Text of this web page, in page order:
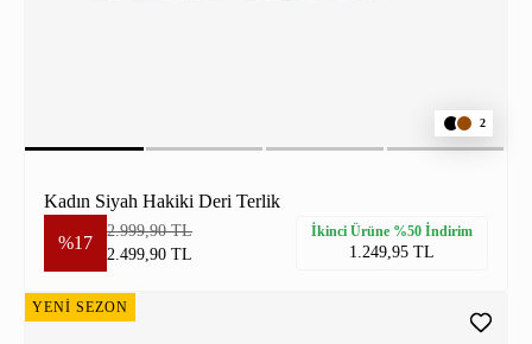
2
Kadın Siyah Hakiki Deri Terlik
%17
2.999,90 TL
2.499,90 TL
İkinci Ürüne %50 İndirim
1.249,95 TL
YENİ SEZON